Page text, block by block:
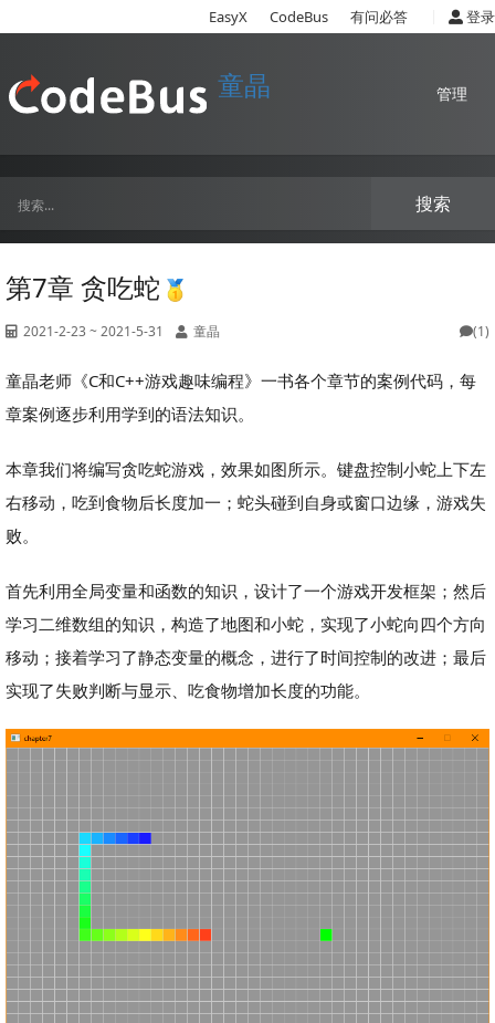
EasyX CodeBus 有问必答 登录
童晶 管理
第7章 贪吃蛇
2021-2-23 ~ 2021-5-31 童晶 (1)
童晶老师《C和C++游戏趣味编程》一书各个章节的案例代码，每
章案例逐步利用学到的语法知识。
本章我们将编写贪吃蛇游戏，效果如图所示。键盘控制小蛇上下左
右移动，吃到食物后长度加一；蛇头碰到自身或窗口边缘，游戏失
败。
首先利用全局变量和函数的知识，设计了一个游戏开发框架；然后
学习二维数组的知识，构造了地图和小蛇，实现了小蛇向四个方向
移动；接着学习了静态变量的概念，进行了时间控制的改进；最后
实现了失败判断与显示、吃食物增加长度的功能。
搜索